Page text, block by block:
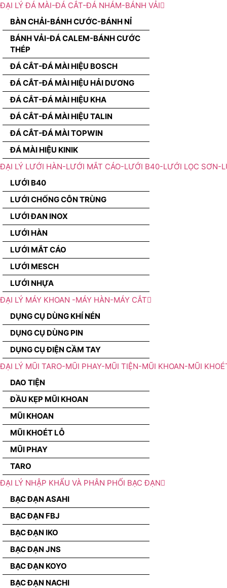
ĐẠI LÝ ĐÁ MÀI-ĐÁ CẮT-ĐÁ NHÁM-BÁNH VẢI
BÀN CHẢI-BÁNH CƯỚC-BÁNH NỈ
BÁNH VẢI-ĐÁ CALEM-BÁNH CƯỚC
THÉP
ĐÁ CẮT-ĐÁ MÀI HIỆU BOSCH
ĐÁ CẮT-ĐÁ MÀI HIỆU HẢI DƯƠNG
ĐÁ CẮT-ĐÁ MÀI HIỆU KHA
ĐÁ CẮT-ĐÁ MÀI HIỆU TALIN
ĐÁ CẮT-ĐÁ MÀI TOPWIN
ĐÁ MÀI HIỆU KINIK
ĐẠI LÝ LƯỚI HÀN-LƯỚI MẮT CÁO-LƯỚI B40-LƯỚI LỌC SƠN-
LƯỚI B40
LƯỚI CHỐNG CÔN TRÙNG
LƯỚI ĐAN INOX
LƯỚI HÀN
LƯỚI MẮT CÁO
LƯỚI MESCH
LƯỚI NHỰA
ĐẠI LÝ MÁY KHOAN -MÁY HÀN-MÁY CẮT
DỤNG CỤ DÙNG KHÍ NÉN
DỤNG CỤ DÙNG PIN
DỤNG CỤ ĐIỆN CẦM TAY
ĐẠI LÝ MŨI TARO-MŨI PHAY-MŨI TIỆN-MŨI KHOAN-MŨI
DAO TIỆN
ĐẦU KẸP MŨI KHOAN
MŨI KHOAN
MŨI KHOÉT LỖ
MŨI PHAY
TARO
ĐẠI LÝ NHẬP KHẨU VÀ PHÂN PHỐI BẠC ĐẠN
BẠC ĐẠN ASAHI
BẠC ĐẠN FBJ
BẠC ĐẠN IKO
BẠC ĐẠN JNS
BẠC ĐẠN KOYO
BẠC ĐẠN NACHI